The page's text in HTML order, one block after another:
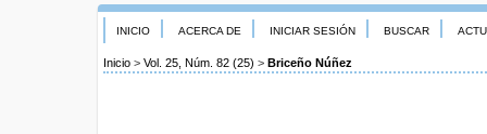
INICIO ACERCA DE INICIAR SESIÓN BUSCAR
Inicio > Vol. 25, Núm. 82 (25) > Briceño Núñez